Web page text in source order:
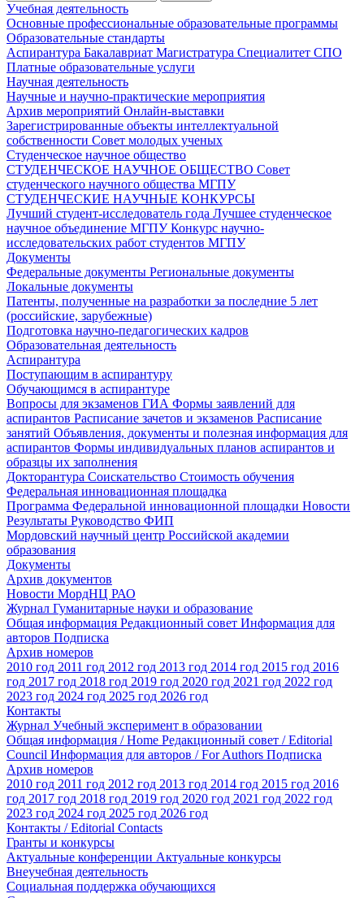
Учебная деятельность
Основные профессиональные образовательные программы
Образовательные стандарты
Аспирантура Бакалавриат Магистратура Специалитет СПО
Платные образовательные услуги
Научная деятельность
Научные и научно-практические мероприятия
Архив мероприятий Онлайн-выставки
Зарегистрированные объекты интеллектуальной
собственности Совет молодых ученых
Студенческое научное общество
СТУДЕНЧЕСКОЕ НАУЧНОЕ ОБЩЕСТВО Совет
студенческого научного общества МГПУ
СТУДЕНЧЕСКИЕ НАУЧНЫЕ КОНКУРСЫ
Лучший студент-исследователь года Лучшее студенческое
научное объединение МГПУКонкурс научно-
исследовательских работ студентов МГПУ
Документы
Федеральные документы Региональные документы
Локальные документы
Патенты, полученные на разработки за последние 5 лет
(российские, зарубежные)
Подготовка научно-педагогических кадров
Образовательная деятельность
Аспирантура
Поступающим в аспирантуру
Обучающимся в аспирантуре
Вопросы для экзаменов ГИА Формы заявлений для
аспирантов Расписание зачетов и экзаменов Расписание
занятий Объявления, документы и полезная информация для
аспирантов Формы индивидуальных планов аспирантов и
образцы их заполнения
Докторантура Соискательство Стоимость обучения
Федеральная инновационная площадка
Программа Федеральной инновационной площадки Новости
Результаты Руководство ФИП
Мордовский научный центр Российской академии
образования
Документы
Архив документов
Новости МордНЦ РАО
Журнал Гуманитарные науки и образование
Общая информация Редакционный совет Информация для
авторов Подписка
Архив номеров
2010 год 2011 год 2012 год 2013 год 2014 год 2015 год 2016
год 2017 год 2018 год 2019 год 2020 год 2021 год 2022 год
2023 год 2024 год 2025 год 2026 год
Контакты
Журнал Учебный эксперимент в образовании
Общая информация / Home Редакционный совет / Editorial
Council Информация для авторов / For Authors Подписка
Архив номеров
2010 год 2011 год 2012 год 2013 год 2014 год 2015 год 2016
год 2017 год 2018 год 2019 год 2020 год 2021 год 2022 год
2023 год 2024 год 2025 год 2026 год
Контакты / Editorial Contacts
Гранты и конкурсы
Актуальные конференции Актуальные конкурсы
Внеучебная деятельность
Социальная поддержка обучающихся